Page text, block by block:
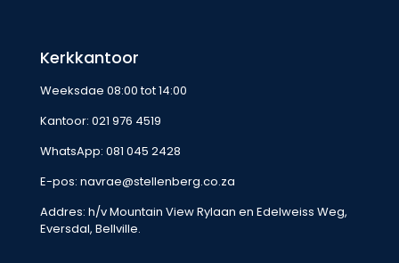
Kerkkantoor
Weeksdae 08:00 tot 14:00
Kantoor: 021 976 4519
WhatsApp: 081 045 2428
E-pos: navrae@stellenberg.co.za
Addres: h/v Mountain View Rylaan en Edelweiss Weg,
Eversdal, Bellville.